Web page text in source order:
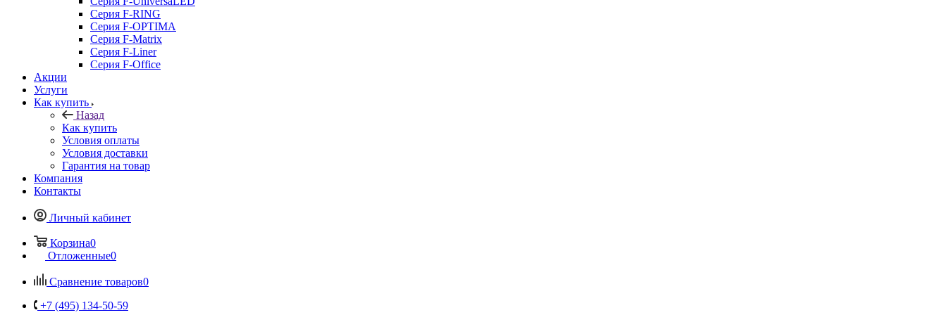
Серия F-RING
Серия F-OPTIMA
Серия F-Matrix
Серия F-Liner
Серия F-Office
Акции
Услуги
Как купить
Назад
Как купить
Условия оплаты
Условия доставки
Гарантия на товар
Компания
Контакты
Личный кабинет
Корзина0
Отложенные0
Сравнение товаров0
+7 (495) 134-50-59